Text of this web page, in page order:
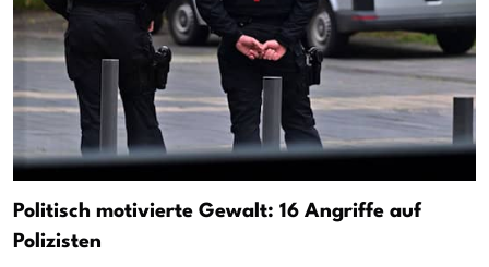
Politisch motivierte Gewalt: 16 Angriffe auf
Polizisten